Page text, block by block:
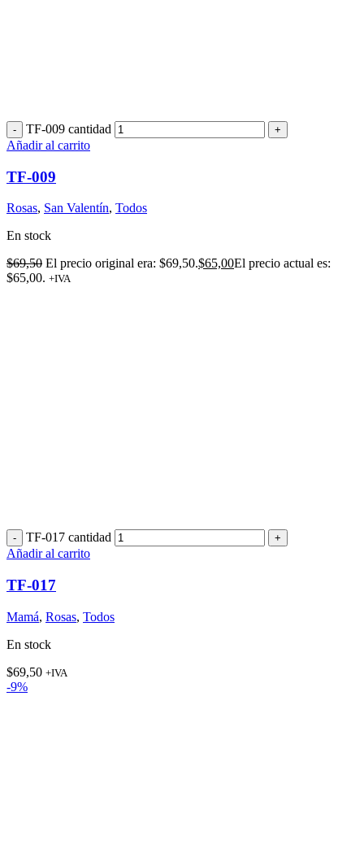
TF-009 cantidad
Añadir al carrito
TF-009
Rosas, San Valentín, Todos
En stock
$69,50 El precio original era: $69,50.$65,00El precio actual es:
$65,00. +IVA
TF-017 cantidad
Añadir al carrito
TF-017
Mamá, Rosas, Todos
En stock
$69,50 +IVA
-9%